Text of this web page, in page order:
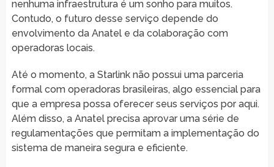
nenhuma infraestrutura é um sonho para muitos.
Contudo, o futuro desse serviço depende do
envolvimento da Anatel e da colaboração com
operadoras locais.
Até o momento, a Starlink não possui uma parceria
formal com operadoras brasileiras, algo essencial para
que a empresa possa oferecer seus serviços por aqui.
Além disso, a Anatel precisa aprovar uma série de
regulamentações que permitam a implementação do
sistema de maneira segura e eficiente.